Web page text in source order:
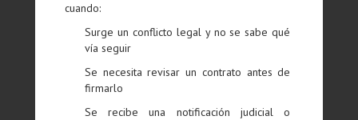
cuando:
Surge un conflicto legal y no se sabe qué
vía seguir
Se necesita revisar un contrato antes de
firmarlo
Se recibe una notificación judicial o